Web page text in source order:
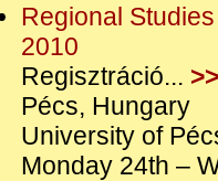
Regional
2010
Regisztráció... >>
Pécs, Hungary
University of
Monday 24th –